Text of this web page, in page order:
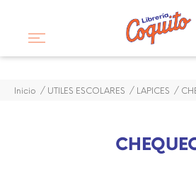
Inicio UTILES ESCOLARES LAPICES